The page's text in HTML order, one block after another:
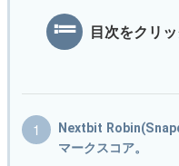
目次をクリ
Nextbit
マークスコア。